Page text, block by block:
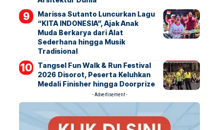
Marissa Sutanto Luncurkan Lagu
“KITA INDONESIA”, Ajak Anak
Muda Berkarya dari Alat
Sederhana hingga Musik
Tradisional
Tangsel Fun Walk & Run Festival
2026 Disorot, Peserta Keluhkan
Medali Finisher hingga Doorprize
- Advertisement -